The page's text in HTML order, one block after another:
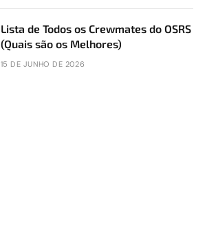
Lista de Todos os Crewmates do OSRS
(Quais são os Melhores)
15 DE JUNHO DE 2026